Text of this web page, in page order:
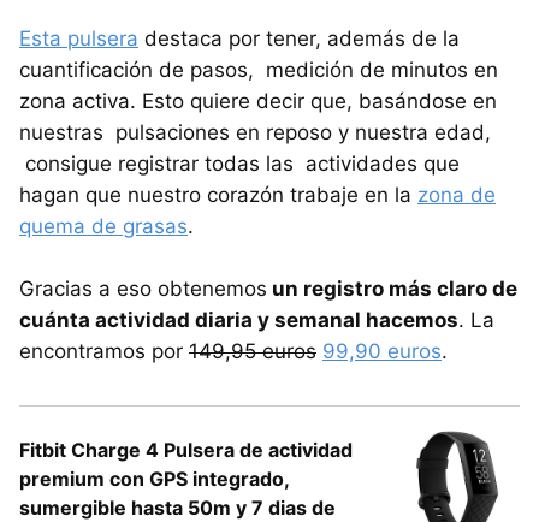
Esta pulsera destaca por tener, además de la
cuantificación de pasos, medición de minutos en
zona activa. Esto quiere decir que, basándose en
nuestras pulsaciones en reposo y nuestra edad,
consigue registrar todas las actividades que
hagan que nuestro corazón trabaje en la zona de
quema de grasas.
Gracias a eso obtenemos un registro más claro de
cuánta actividad diaria y semanal hacemos. La
encontramos por 149,95 euros 99,90 euros.
Fitbit Charge 4 Pulsera de actividad
premium con GPS integrado,
sumergible hasta 50m y 7 dias de